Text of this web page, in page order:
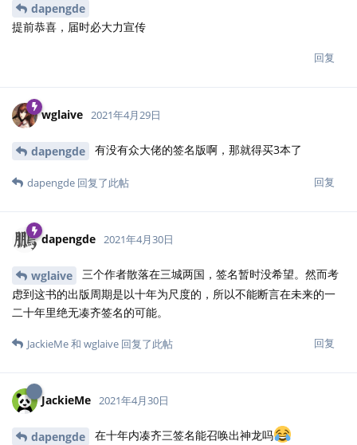
dapengde
提前恭喜，届时必大力宣传
回复
wglaive 2021年4月29日
dapengde 有没有众大佬的签名版啊，那就得买3本了
回复
dapengde 回复了此帖
dapengde 2021年4月30日
wglaive
三个作者散落在三城两国，签名暂时没希望。然而考
虑到这书的出版周期是以十年为尺度的，所以不能断言在未来的一
二十年里绝无凑齐签名的可能。
回复
JackieMe和 wglaive 回复了此帖
JackieMe 2021年4月30日
dapengde 在十年内凑齐三签名能召唤出神龙吗